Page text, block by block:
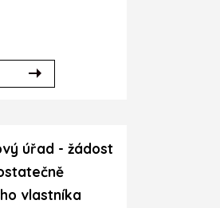
úřad - žádost
vlastníka